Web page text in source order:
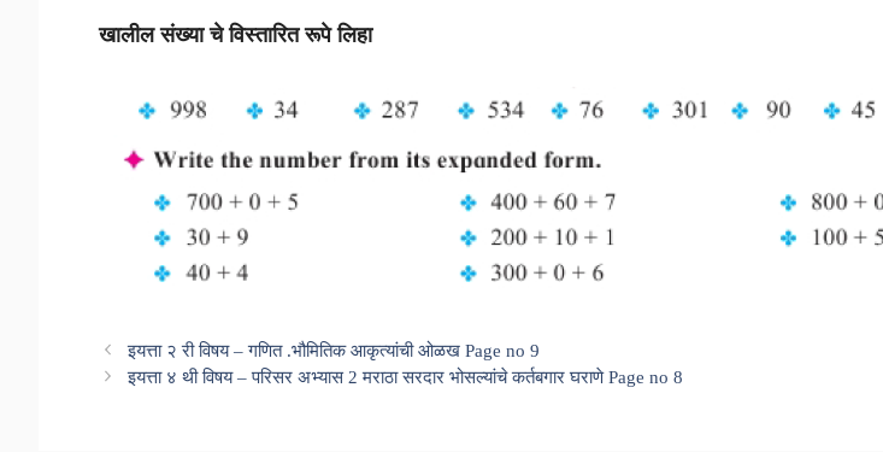
खालील संख्या चे विस्तारित रूपे लिहा
इयत्ता २ री विषय – गणित .भौमितिक आकृत्यांची ओळख Page no 9
इयत्ता ४ थी विषय – परिसर अभ्यास 2 मराठा सरदार भोसल्यांचे कर्तबगार घराणे Page no 8